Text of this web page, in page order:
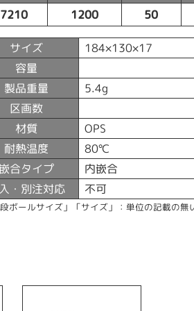
1200 50
サイズ 184×130×17
容量
製品重量 5.4g
区画数
材質 OPS
耐熱温度 80℃
合タイプ 内嵌合
・別注対応 不可
ボールサイズ」「サイズ」：単位の記載の無